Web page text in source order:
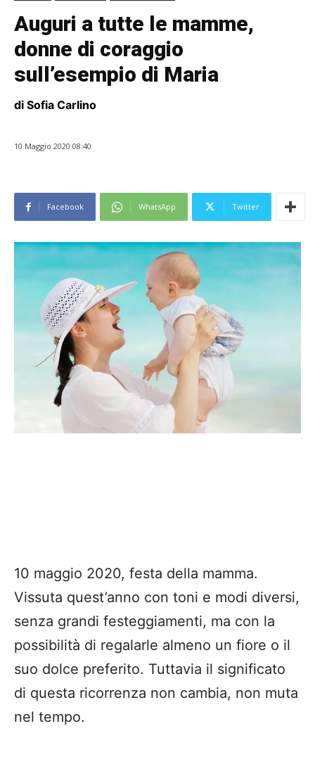
Auguri a tutte le mamme,
donne di coraggio
sull’esempio di Maria
di Sofia Carlino
10 Maggio 2020 08:40
Facebook WhatsApp Twitter
10 maggio 2020, festa della mamma.
Vissuta quest’anno con toni e modi diversi,
senza grandi festeggiamenti, ma con la
possibilità di regalarle almeno un fiore o il
suo dolce preferito. Tuttavia il significato
di questa ricorrenza non cambia, non muta
nel tempo.